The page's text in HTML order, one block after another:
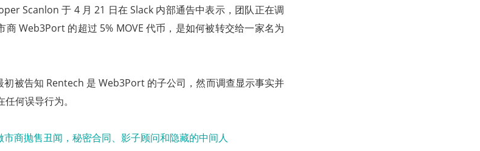
Scanlon 于 4 月 21 日在 Slack 内部通告中表示，团队正在调
商 Web3Port 的超过 5% MOVE 代币，是如何被转交给一家名为
被告知 Rentech 是 Web3Port 的子公司，然而调查显示事实并
何误导行为。